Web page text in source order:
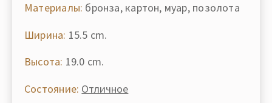
Материалы: бронза, картон, муар, позолота
Ширина: 15.5 cm.
Высота: 19.0 cm.
Состояние: Отличное